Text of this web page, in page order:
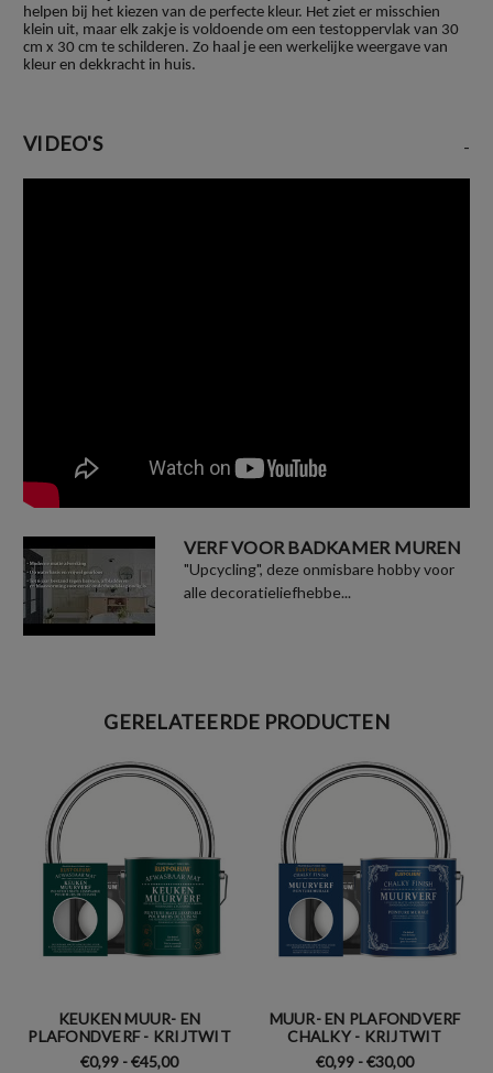
helpen bij het kiezen van de perfecte kleur. Het ziet er misschien
klein uit, maar elk zakje is voldoende om een testoppervlak van 30
cm x 30 cm te schilderen. Zo haal je een werkelijke weergave van
kleur en dekkracht in huis.
VIDEO'S -
VERF VOOR BADKAMER MUREN
"Upcycling", deze onmisbare hobby voor
alle decoratieliefhebbe...
GERELATEERDE PRODUCTEN
KEUKEN MUUR- EN
PLAFONDVERF - KRIJTWIT
€0,99 - €45,00
MUUR- EN PLAFONDVERF
CHALKY - KRIJTWIT
€0,99 - €30,00